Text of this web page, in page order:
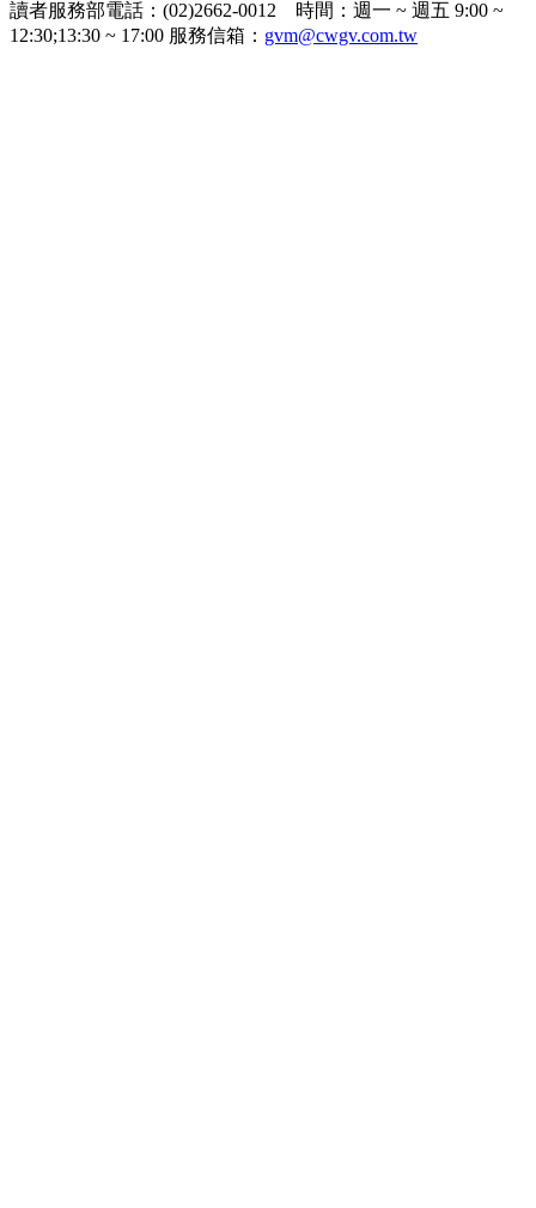
讀者服務部電話：(02)2662-0012 時間：週一 ~ 週五 9:00 ~
12:30;13:30 ~ 17:00 服務信箱： gvm@cwgv.com.tw